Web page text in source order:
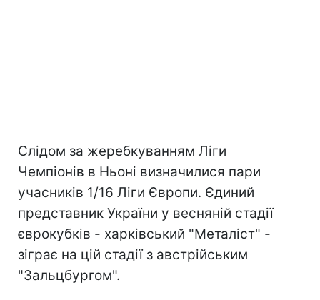
Слідом за жеребкуванням Ліги
Чемпіонів в Ньоні визначилися пари
учасників 1/16 Ліги Європи. Єдиний
представник України у весняній стадії
єврокубків - харківський "Металіст" -
зіграє на цій стадії з австрійським
"Зальцбургом".